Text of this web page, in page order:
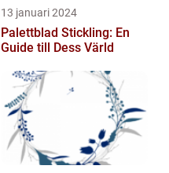
13 januari 2024
Palettblad Stickling: En
Guide till Dess Värld